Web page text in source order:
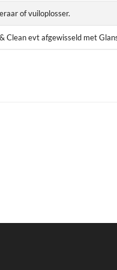
of vuiloplosser.
Clean evt afgewisseld met